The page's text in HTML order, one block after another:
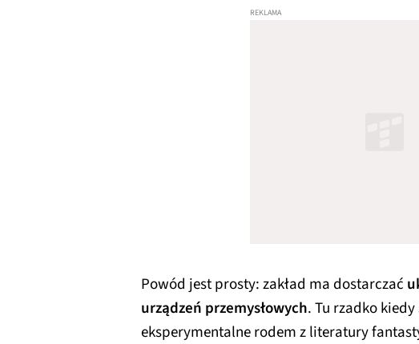
Powód jest prosty: zakład ma dostarczać
urządzeń przemysłowych. Tu rzadko
eksperymentalne rodem z literatury